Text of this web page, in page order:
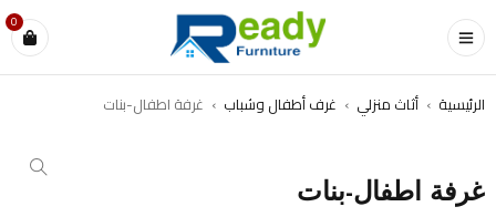
0
الرئيسية › أثاث منزلي › غرف أطفال وشباب › غرفة اطفال-بنات
غرفة اطفال-بنات